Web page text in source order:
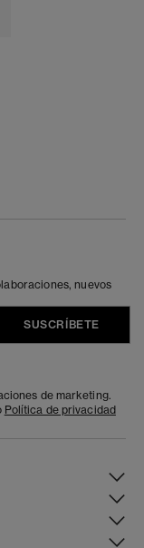
nuevos
SUSCRÍBETE
de marketing.
Política de privacidad